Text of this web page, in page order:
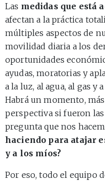
Las medidas que está
afectan a la práctica
múltiples aspectos de
movilidad diaria a los
oportunidades
ayudas, moratorias y
a la luz, al agua, al gas y
Habrá un momento,
perspectiva si fueron las
pregunta que nos
haciendo para atajar
y a los míos?
Por eso, todo el equipo